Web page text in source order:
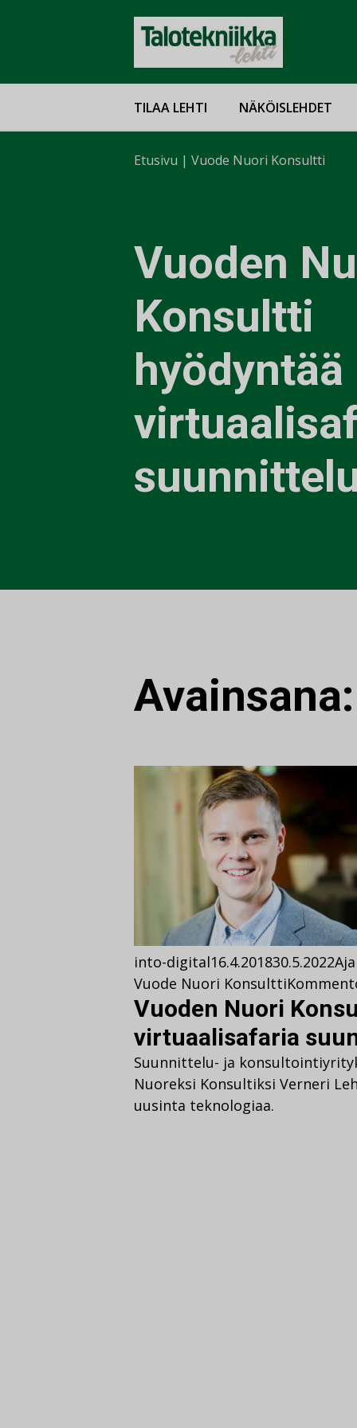
TILAA LEHTI NÄKÖISLEHDET
Etusivu | Vuode Nuori Konsultti
Vuoden
Konsultti
hyödyntää
into-digital16.4.201830.5.2022
Vuode Nuori Konsultti
Vuoden Nuori
virtuaalisafaria
Suunnittelu- ja
Nuoreksi Konsultiksi Verneri
uusinta teknologiaa.